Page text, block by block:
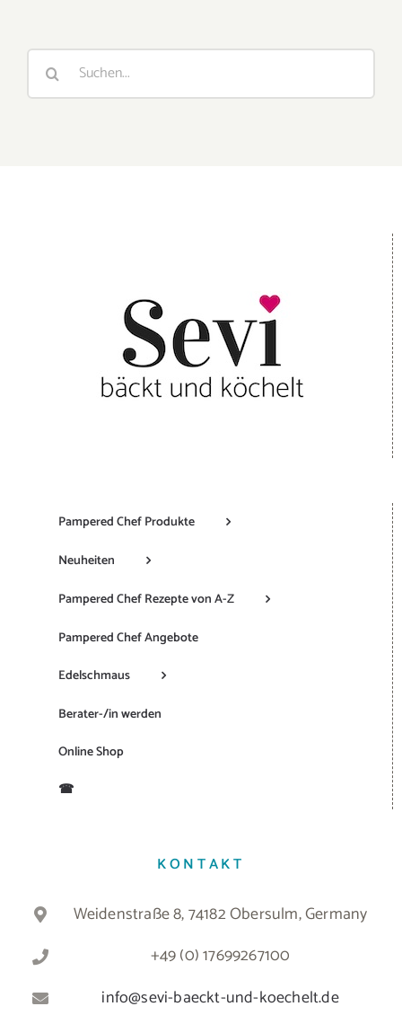
Suche
nach:
Pampered Chef Produkte
Neuheiten
Pampered Chef Rezepte von A-Z
Pampered Chef Angebote
Edelschmaus
Berater-/in werden
Online Shop
☎
KONTAKT
Weidenstraße 8, 74182 Obersulm, Germany
+49 (0) 17699267100
info@sevi-baeckt-und-koechelt.de